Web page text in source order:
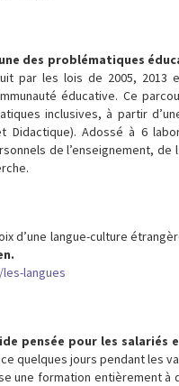
des problématiques
par les lois de 2005,
éducative. Ce
inclusives, à partir
Didactique). Adossé à 6
de l’enseignement,
d’une langue-culture
langues
pensée pour les salariés
quelques jours pendant les
une formation entièrement à